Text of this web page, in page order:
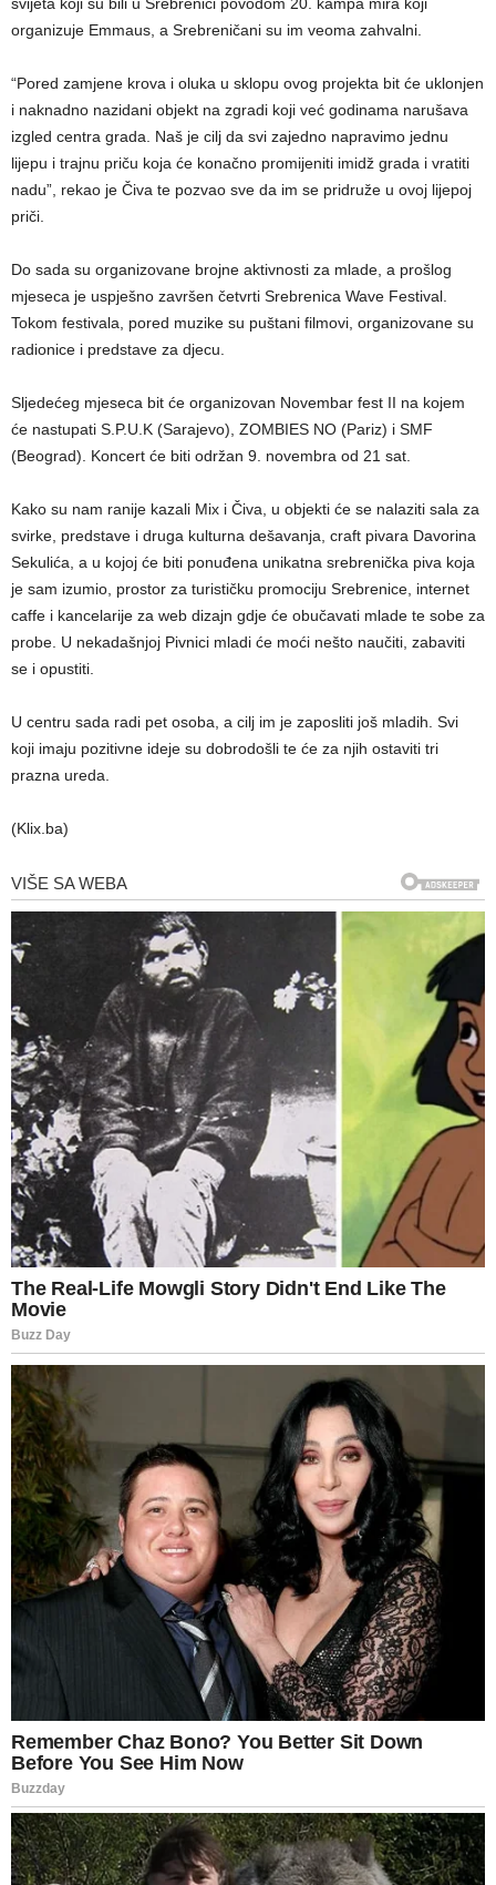
organizuje Emmaus, a Srebreničani su im veoma zahvalni.
“Pored zamjene krova i oluka u sklopu ovog projekta bit će uklonjen
i naknadno nazidani objekt na zgradi koji već godinama narušava
izgled centra grada. Naš je cilj da svi zajedno napravimo jednu
lijepu i trajnu priču koja će konačno promijeniti imidž grada i vratiti
nadu”, rekao je Čiva te pozvao sve da im se pridruže u ovoj lijepoj
priči.
Do sada su organizovane brojne aktivnosti za mlade, a prošlog
mjeseca je uspješno završen četvrti Srebrenica Wave Festival.
Tokom festivala, pored muzike su puštani filmovi, organizovane su
radionice i predstave za djecu.
Sljedećeg mjeseca bit će organizovan Novembar fest II na kojem
će nastupati S.P.U.K (Sarajevo), ZOMBIES NO (Pariz) i SMF
(Beograd). Koncert će biti održan 9. novembra od 21 sat.
Kako su nam ranije kazali Mix i Čiva, u objekti će se nalaziti sala za
svirke, predstave i druga kulturna dešavanja, craft pivara Davorina
Sekulića, a u kojoj će biti ponuđena unikatna srebrenička piva koja
je sam izumio, prostor za turističku promociju Srebrenice, internet
caffe i kancelarije za web dizajn gdje će obučavati mlade te sobe za
probe. U nekadašnjoj Pivnici mladi će moći nešto naučiti, zabaviti
se i opustiti.
U centru sada radi pet osoba, a cilj im je zaposliti još mladih. Svi
koji imaju pozitivne ideje su dobrodošli te će za njih ostaviti tri
prazna ureda.
(Klix.ba)